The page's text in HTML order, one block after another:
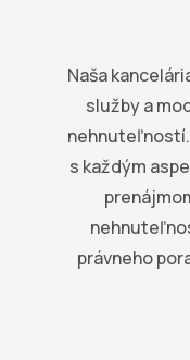
Naša
služby a
nehnuteľností.
s každým
právneho